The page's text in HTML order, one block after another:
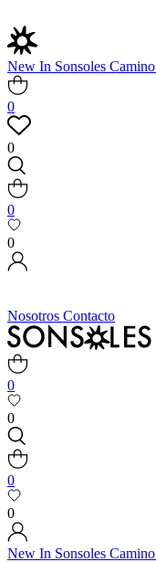
New In Sonsoles Camino
0
0
0
0
Nosotros Contacto
0
0
0
0
New In Sonsoles Camino